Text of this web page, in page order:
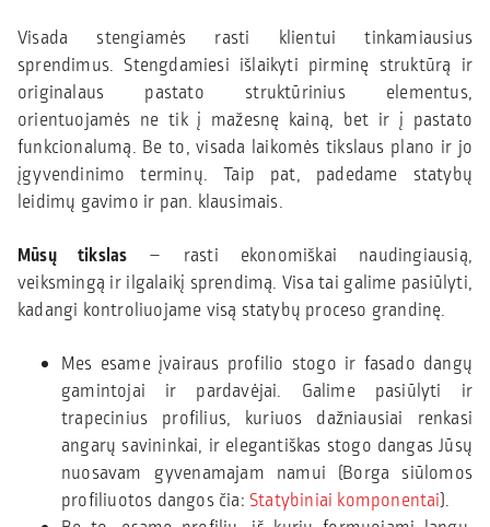
Visada stengiamės rasti klientui tinkamiausius
sprendimus. Stengdamiesi išlaikyti pirminę struktūrą ir
originalaus pastato struktūrinius elementus,
orientuojamės ne tik į mažesnę kainą, bet ir į pastato
funkcionalumą. Be to, visada laikomės tikslaus plano ir jo
įgyvendinimo terminų. Taip pat, padedame statybų
leidimų gavimo ir pan. klausimais.
Mūsų tikslas – rasti ekonomiškai naudingiausią,
veiksmingą ir ilgalaikį sprendimą. Visa tai galime pasiūlyti,
kadangi kontroliuojame visą statybų proceso grandinę.
Mes esame įvairaus profilio stogo ir fasado dangų
gamintojai ir pardavėjai. Galime pasiūlyti ir
trapecinius profilius, kuriuos dažniausiai renkasi
angarų savininkai, ir elegantiškas stogo dangas Jūsų
nuosavam gyvenamajam namui (Borga siūlomos
profiliuotos dangos čia: Statybiniai komponentai).